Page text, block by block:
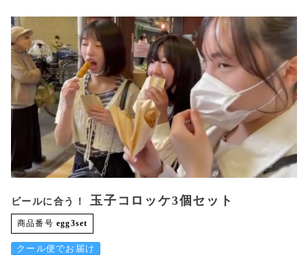
ビールに合う！ 玉子コロッケ3個セット
商品番号 egg3set
クール便でお届け